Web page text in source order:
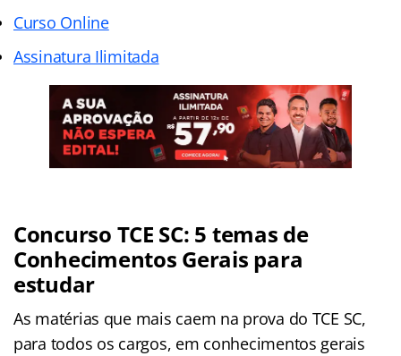
Curso Online
Assinatura Ilimitada
Concurso TCE SC: 5 temas de
Conhecimentos Gerais para
estudar
As matérias que mais caem na prova do TCE SC,
para todos os cargos, em conhecimentos gerais